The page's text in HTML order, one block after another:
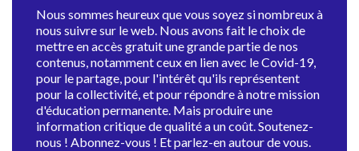
Nous sommes heureux que vous soyez si nombreux à
nous suivre sur le web. Nous avons fait le choix de
mettre en accès gratuit une grande partie de nos
contenus, notamment ceux en lien avec le Covid-19,
pour le partage, pour l'intérêt qu'ils représentent
pour la collectivité, et pour répondre à notre mission
d'éducation permanente. Mais produire une
information critique de qualité a un coût. Soutenez-
nous ! Abonnez-vous ! Et parlez-en autour de vous.